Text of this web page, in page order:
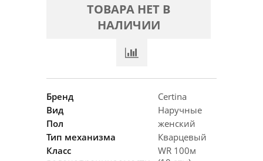
ТОВАРА НЕТ В
НАЛИЧИИ
Бренд
Certina
Вид
Наручные
Пол
женский
Тип механизма
Кварцевый
Класс
WR 100м